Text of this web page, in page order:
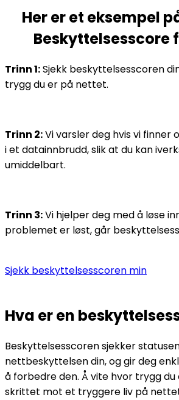
Her er et eksempel
Beskyttelsesscore
Trinn 1:Sjekk beskyttelsesscoren
trygg du er på nettet.
Trinn 2:Vi varsler deg hvis vi finner
i et datainnbrudd, slik at du kan
umiddelbart.
Trinn 3:Vi hjelper deg med å løse
problemet er løst, går
Sjekk beskyttelsesscoren min
Hva eren
Beskyttelsesscoren sjekker
nettbeskyttelsen din, og gir deg
å forbedre den. Å vite hvor trygg
skrittet mot et tryggere liv på